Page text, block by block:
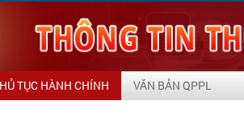
TỤC HÀNH CHÍNH VĂN BẢN QPPL